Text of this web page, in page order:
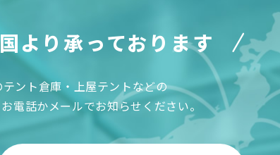
より承っております
ント倉庫・上屋テントなどの
電話かメールでお知らせください。